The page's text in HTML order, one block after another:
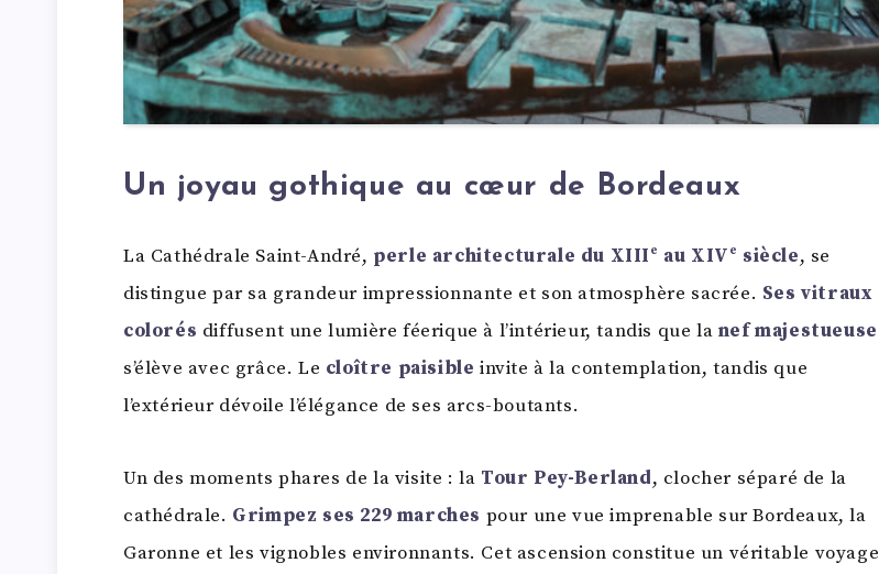
Un joyau gothique au cœur de Bordeaux
La Cathédrale Saint-André, perle architecturale du XIIIᵉ au XIVᵉ siècle, se
distingue par sa grandeur impressionnante et son atmosphère sacrée. Ses vitraux
colorés diffusent une lumière féerique à l’intérieur, tandis que la nef majestueuse
s’élève avec grâce. Le cloître paisible invite à la contemplation, tandis que
l’extérieur dévoile l’élégance de ses arcs-boutants.
Un des moments phares de la visite : la Tour Pey-Berland, clocher séparé de la
cathédrale. Grimpez ses 229 marches pour une vue imprenable sur Bordeaux, la
Garonne et les vignobles environnants. Cet ascension constitue un véritable voyage